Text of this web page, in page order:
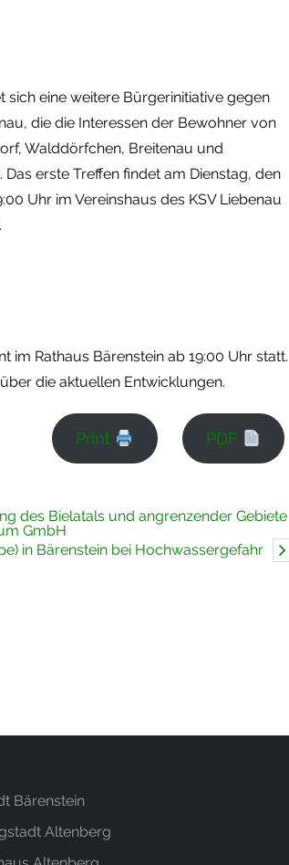
sich eine weitere Bürgerinitiative gegen
die die Interessen der Bewohner von
Walddörfchen, Breitenau und
erste Treffen findet am Dienstag, den
Uhr im Vereinshaus des KSV Liebenau
im Rathaus Bärenstein ab 19:00 Uhr statt.
die aktuellen Entwicklungen.
Print PDF
des Bielatals und angrenzender Gebiete
GmbH
in Bärenstein bei Hochwassergefahr
Bärenstein
Altenberg